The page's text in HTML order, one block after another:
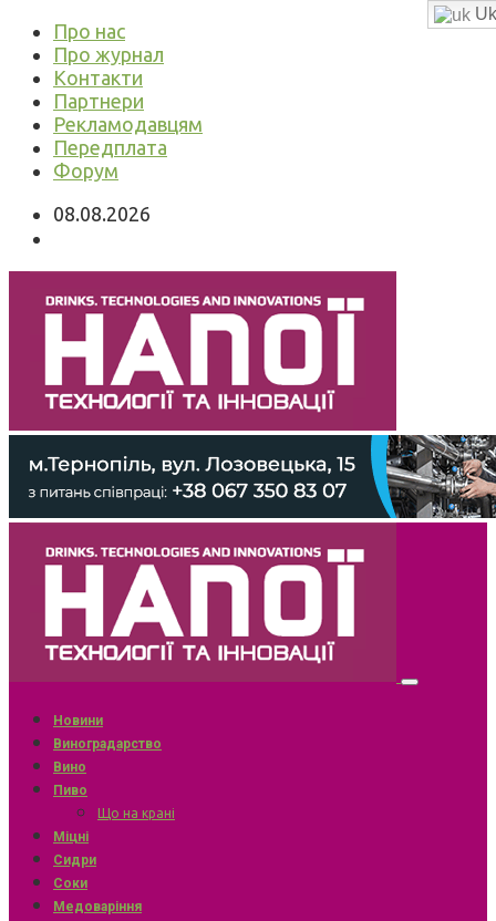
Про нас
Про журнал
Контакти
Партнери
Рекламодавцям
Передплата
Форум
08.08.2026
Новини
Виноградарство
Вино
Пиво
Що на крані
Міцні
Сидри
Соки
Медоваріння